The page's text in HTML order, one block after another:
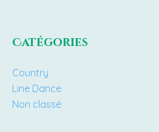
Catégories
Country
Line Dance
Non classé